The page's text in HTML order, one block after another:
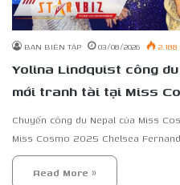
BAN BIÊN TẬP 03/08/2026 2.188
Yolina Lindquist công
mới tranh tài tại Miss
Chuyến công du Nepal của Miss
Miss Cosmo 2025 Chelsea
Read More »